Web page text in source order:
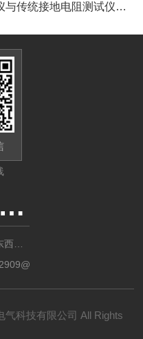
钳形接地电阻测试仪与传统接地电阻测试仪的优势比较
027-86536268
西湖
路源
气科技有限公司 All Rights